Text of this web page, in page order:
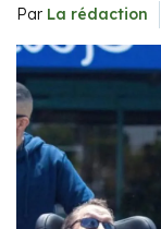
Par La rédaction